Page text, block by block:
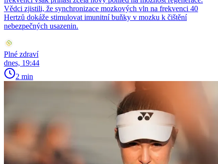
Vědci zjistili, že synchronizace mozkových vln na frekvenci 40
Hertzů dokáže stimulovat imunitní buňky v mozku k čištění
nebezpečných usazenin.
Plné zdraví
dnes, 19:44
2 min